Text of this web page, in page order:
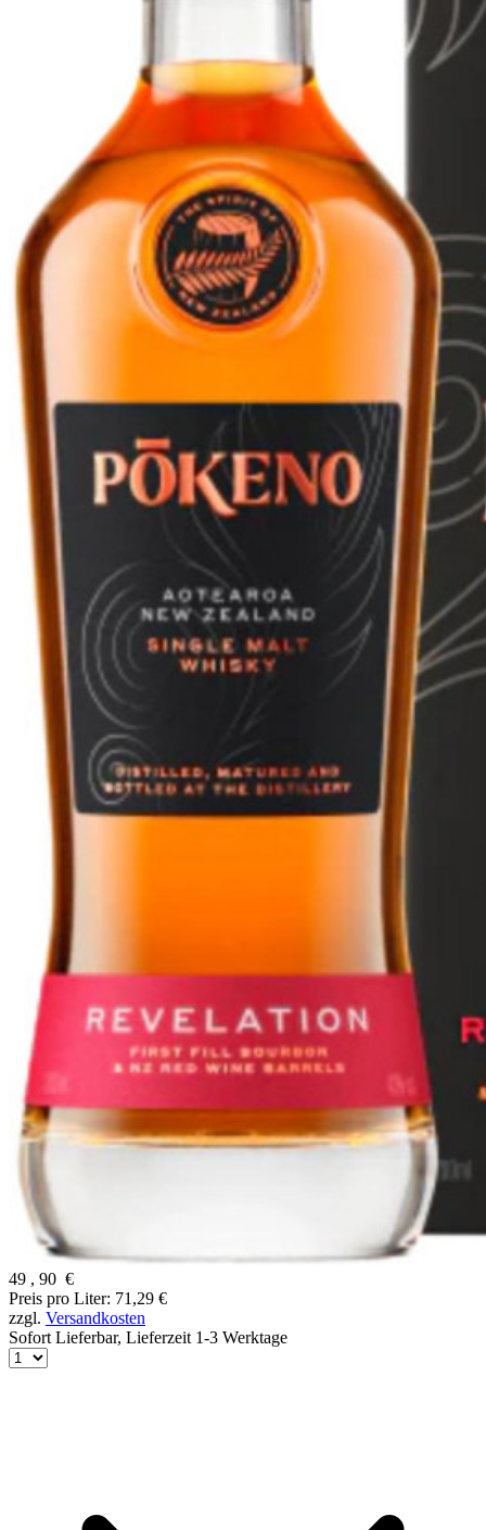
49 , 90 €
Preis pro Liter: 71,29 €
zzgl. Versandkosten
Sofort Lieferbar, Lieferzeit 1-3 Werktage